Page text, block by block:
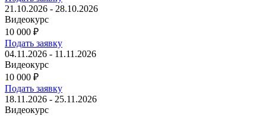
21.10.2026 - 28.10.2026
Видеокурс
10 000 ₽
Подать заявку
04.11.2026 - 11.11.2026
Видеокурс
10 000 ₽
Подать заявку
18.11.2026 - 25.11.2026
Видеокурс